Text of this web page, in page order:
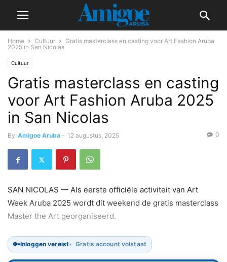
Home Cultuur
Gratis masterclass en casting voor Art Fashion Aruba
2025 in San Nicolas
Cultuur
Gratis masterclass en casting
voor Art Fashion Aruba 2025
in San Nicolas
By Amigoe Aruba - 12 augustus, 2025 0
SAN NICOLAS — Als eerste officiële activiteit van Art
Week Aruba 2025 wordt dit weekend de gratis masterclass
Master the Art georganiseerd.
🔑Inloggen vereist Gratis account volstaat